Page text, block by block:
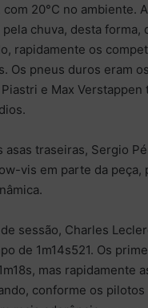
com 20°C no ambiente.
chuva, desta forma,
rapidamente os
Os pneus duros eram
e Max Verstappen
asas traseiras, Sergio
vis em parte da peça,
sessão, Charles
de 1m14s521. Os
mas rapidamente
conforme os pilotos